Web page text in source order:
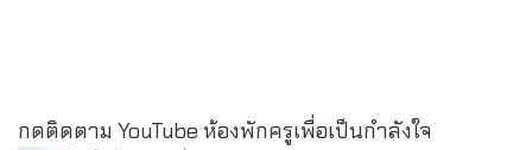
กดติดตาม YouTube ห้องพักครูเพื่อเป็นกำลังใจ